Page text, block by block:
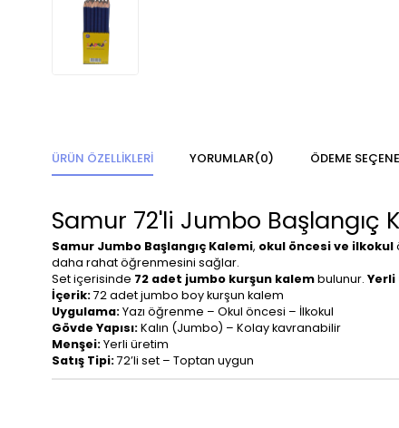
ÜRÜN ÖZELLIKLERI YORUMLAR(0) ÖDEME
Samur 72'li Jumbo Başlangıç
Samur Jumbo Başlangıç Kalemi, okul öncesi ve ilkokul
daha rahat öğrenmesini sağlar.
Set içerisinde 72 adet jumbo kurşun kalembulunur.
İçerik:72 adet jumbo boy kurşun kalem
Uygulama:Yazı öğrenme – Okul öncesi – İlkokul
Gövde Yapısı:Kalın (Jumbo) – Kolay kavranabilir
Menşei:Yerli üretim
Satış Tipi:72’li set – Toptan uygun